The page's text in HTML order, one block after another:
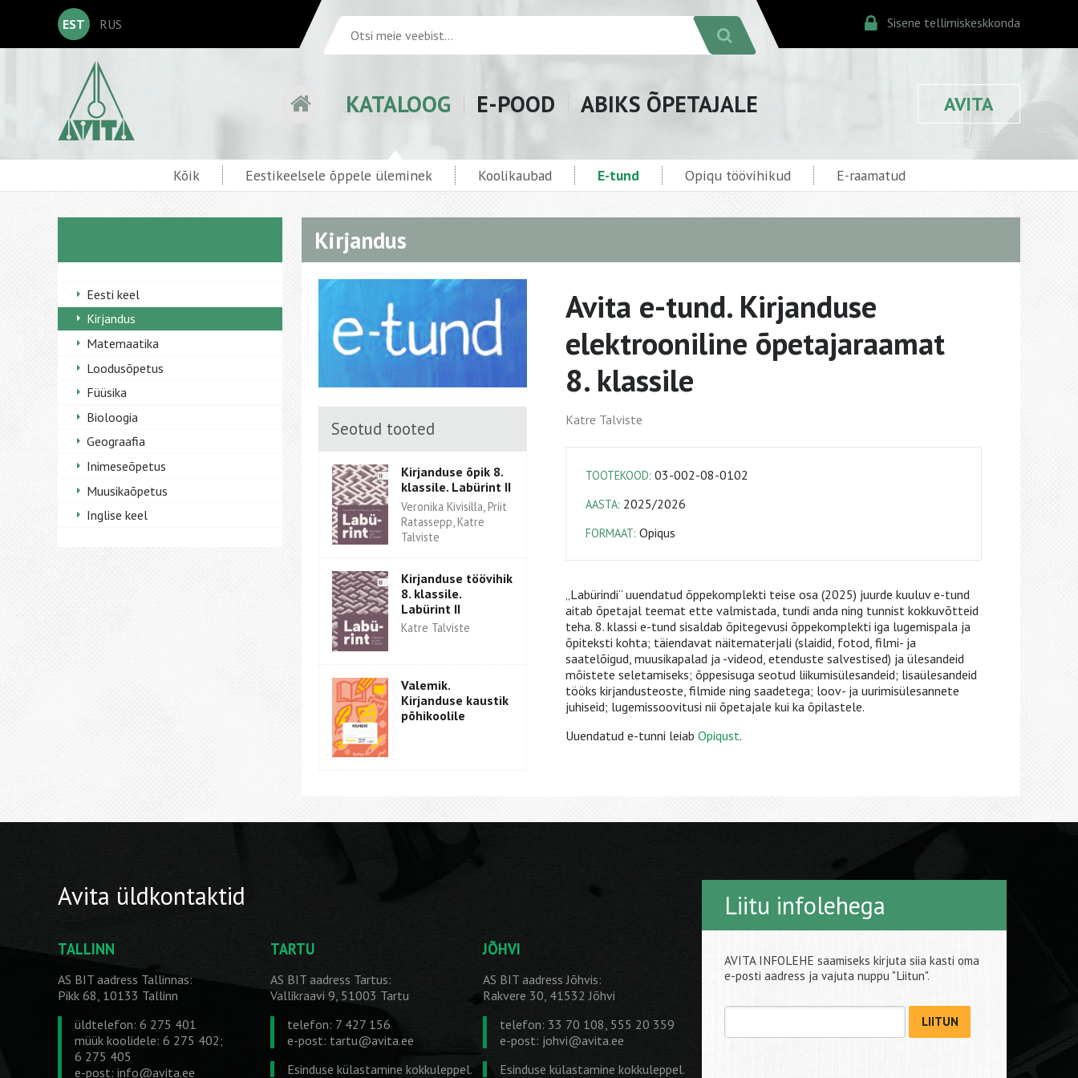
EST RUS Sisene tellimiskeskkonda
KATALOOG E-POOD ABIKS ÕPETAJALE AVITA
Kõik Eestikeelsele õppele üleminek Koolikaubad E-tund Opiqu töövihikud E-raamatud
Eesti keel
Kirjandus
Matemaatika
Loodusõpetus
Füüsika
Bioloogia
Geograafia
Inimeseõpetus
Muusikaõpetus
Inglise keel
Kirjandus
Seotud tooted
Kirjanduse õpik 8.
klassile. Labürint II
Veronika Kivisilla, Priit
Ratassepp, Katre
Talviste
Kirjanduse töövihik
8. klassile.
Labürint II
Katre Talviste
Valemik.
Kirjanduse kaustik
põhikoolile
Avita e-tund. Kirjanduse
elektrooniline õpetajaraamat
8. klassile
Katre Talviste
TOOTEKOOD: 03-002-08-0102
AASTA: 2025/2026
FORMAAT: Opiqus
„Labürindi“ uuendatud õppekomplekti teise osa (2025) juurde kuuluv e-tund
aitab õpetajal teemat ette valmistada, tundi anda ning tunnist kokkuvõtteid
teha. 8. klassi e-tund sisaldab õpitegevusi õppekomplekti iga lugemispala ja
õpiteksti kohta; täiendavat näitematerjali (slaidid, fotod, filmi- ja
saatelõigud, muusikapalad ja -videod, etenduste salvestised) ja ülesandeid
mõistete seletamiseks; õppesisuga seotud liikumisülesandeid; lisaülesandeid
tööks kirjandusteoste, filmide ning saadetega; loov- ja uurimisülesannete
juhiseid; lugemissoovitusi nii õpetajale kui ka õpilastele.
Uuendatud e-tunni leiab Opiqust.
Avita üldkontaktid
TALLINN
AS BIT aadress Tallinnas:
Pikk 68, 10133 Tallinn
üldtelefon: 6 275 401
müük koolidele: 6 275 402;
6 275 405
e-post: info@avita.ee
TARTU
AS BIT aadress Tartus:
Vallikraavi 9, 51003 Tartu
telefon: 7 427 156
e-post: tartu@avita.ee
Esinduse külastamine kokkuleppel.
JÕHVI
AS BIT aadress Jõhvis:
Rakvere 30, 41532 Jõhvi
telefon: 33 70 108, 555 20 359
e-post: johvi@avita.ee
Esinduse külastamine kokkuleppel.
Liitu infolehega
AVITA INFOLEHE saamiseks kirjuta siia kasti oma
e-posti aadress ja vajuta nuppu "Liitun".
LIITUN